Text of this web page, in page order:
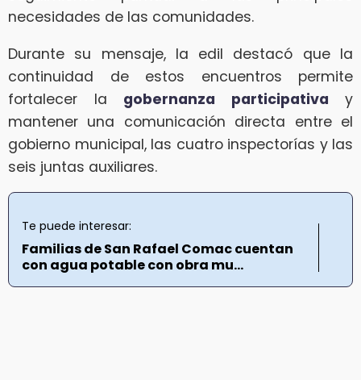
necesidades de las comunidades.
Durante su mensaje, la edil destacó que la
continuidad de estos encuentros permite
fortalecer la gobernanza participativa y
mantener una comunicación directa entre el
gobierno municipal, las cuatro inspectorías y las
seis juntas auxiliares.
Te puede interesar:
Familias de San Rafael Comac cuentan
con agua potable con obra mu...